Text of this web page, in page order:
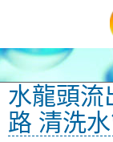
水龍頭流
路 清洗